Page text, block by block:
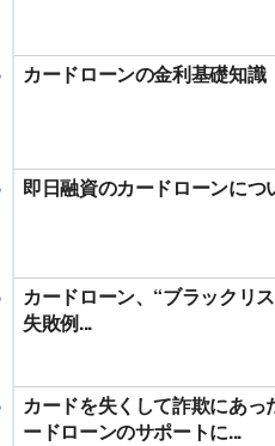
カードローンの金利基礎知識
即日融資のカードローンにつ
カードローン、“ブラックリ
失敗例...
カードを失くして詐欺にあ
ードローンのサポートに...